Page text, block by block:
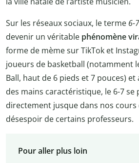
Sur les réseaux sociaux, le terme 6-7
devenir un véritable phénomène
forme de mème sur TikTok et
joueurs de basketball (notamment
Ball, haut de 6 pieds et 7 pouces) et
des mains caractéristique, le 6-7 se
directement jusque dans nos cours
désespoir de certains professeurs.
Pour aller plus loin